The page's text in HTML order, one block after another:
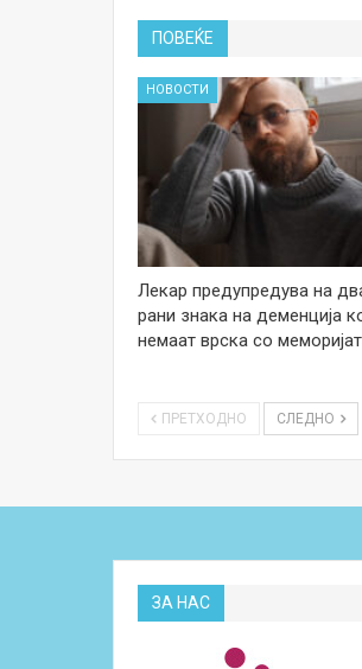
ПОВЕЌЕ
НОВОСТИ
Лекар предупредува на
рани знака на деменција
немаат врска со
ПРЕТХОДНО СЛЕДНО
ЗА НАС